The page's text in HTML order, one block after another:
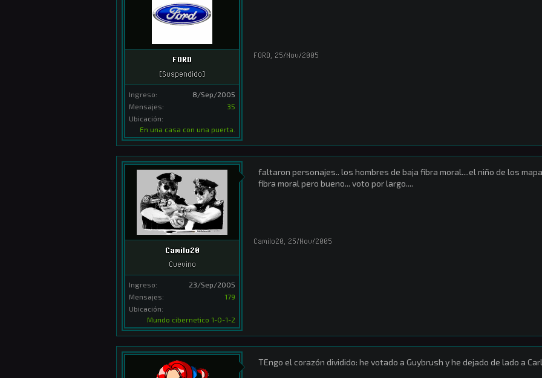
FORD
[Suspendido]
Ingreso:
8/Sep/2005
Mensajes:
35
Ubicación:
En una casa con una puerta.
FORD, 25/Nov/2005
Camilo20
Cuevino
Ingreso:
23/Sep/2005
Mensajes:
179
Ubicación:
Mundo cibernetico 1-0-1-2
faltaron personajes.. los hombres de baja fibra moral....el niño de los
fibra moral pero bueno... voto por largo....
Camilo20 25/Nov/2005
TEngo el corazón dividido: he votado a Guybrush y he dejado de lado a